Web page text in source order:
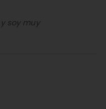
soy muy